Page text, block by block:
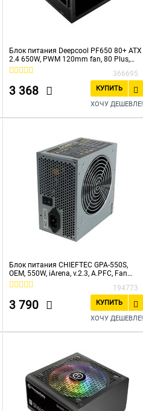
Блок питания Deepcool PF650 80+ ATX
2.4 650W, PWM 120mm fan, 80 Plus,
Active PFC RET
366695
3 368
КУПИТЬ
ХОЧУ ДЕШЕВЛЕ!
Блок питания CHIEFTEC GPA-550S,
OEM, 550W, iArena, v.2.3, A.PFC, Fan
12cm
194773
3 790
КУПИТЬ
ХОЧУ ДЕШЕВЛЕ!